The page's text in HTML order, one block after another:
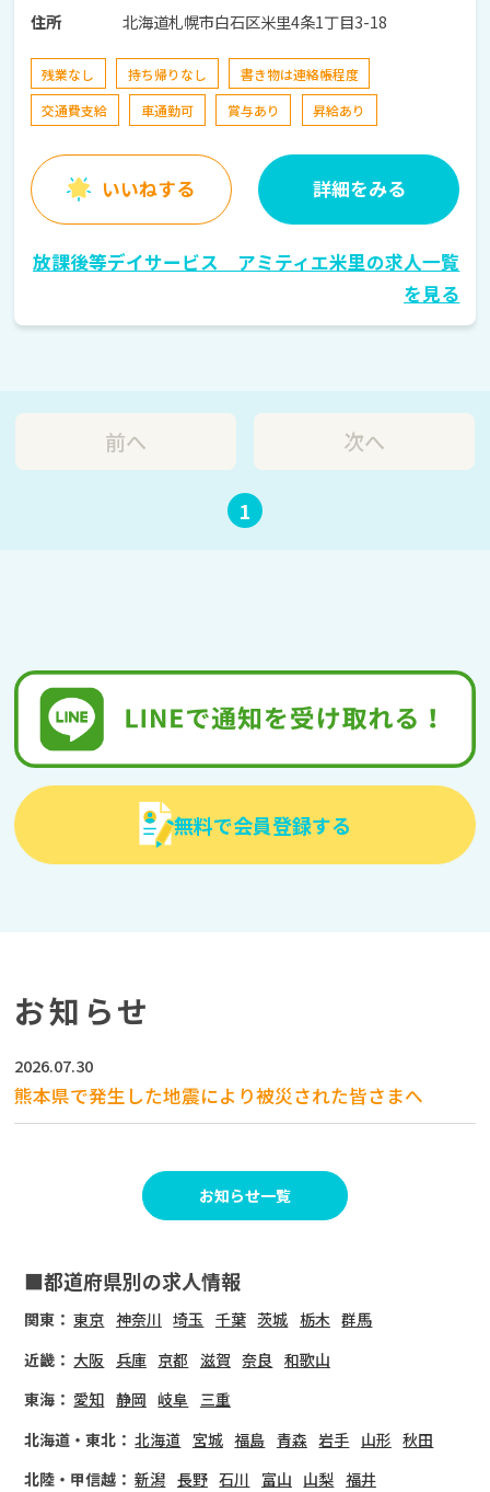
住所 北海道札幌市白石区米里4条1丁目3-18
残業なし 持ち帰りなし
書き物は連絡帳程度
交通費支給
車通勤可 賞与あり 昇給あり
いいねする 詳細をみる
放課後等デイサービス アミティエ米里の求人一覧
を見る
前へ
1
次へ
無料で会員登録する
お知らせ
2026.07.30
熊本県で発生した地震により被災された皆さまへ
お知らせ一覧
■都道府県別の求人情報
関東： 東京 神奈川 埼玉 千葉 茨城 栃木 群馬
近畿： 大阪 兵庫 京都 滋賀 奈良 和歌山
東海： 愛知 静岡 岐阜
三重
北海道・東北： 北海道 宮城 福島 青森 岩手 山形 秋田
北陸・甲信越： 新潟 長野 石川 富山 山梨 福井